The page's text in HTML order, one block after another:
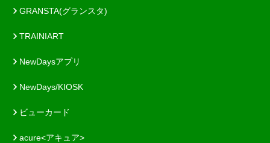
GRANSTA(グランスタ)
TRAINIART
NewDaysアプリ
NewDays/KIOSK
ビューカード
acure<アキュア>